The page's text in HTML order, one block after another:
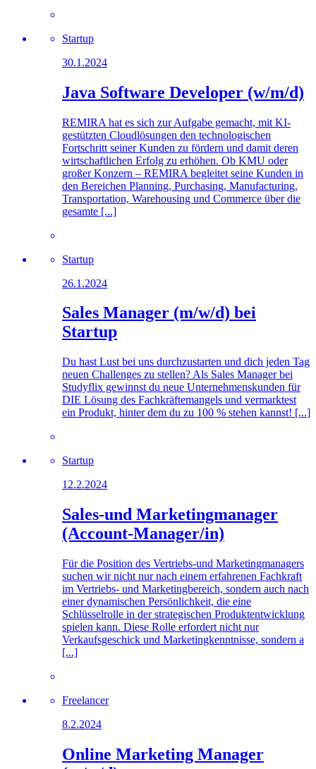
Startup
30.1.2024
Java Software Developer (w/m/d)
REMIRA hat es sich zur Aufgabe gemacht, mit KI-
gestützten Cloudlösungen den technologischen
Fortschritt seiner Kunden zu fördern und damit deren
wirtschaftlichen Erfolg zu erhöhen. Ob KMU oder
großer Konzern – REMIRA begleitet seine Kunden in
den Bereichen Planning, Purchasing, Manufacturing,
Transportation, Warehousing und Commerce über die
gesamte [...]
Startup
26.1.2024
Sales Manager (m/w/d) bei
Startup
Du hast Lust bei uns durchzustarten und dich jeden Tag
neuen Challenges zu stellen? Als Sales Manager bei
Studyflix gewinnst du neue Unternehmenskunden für
DIE Lösung des Fachkräftemangels und vermarktest
ein Produkt, hinter dem du zu 100 % stehen kannst! [...]
Startup
12.2.2024
Sales-und Marketingmanager
(Account-Manager/in)
Für die Position des Vertriebs-und Marketingmanagers
suchen wir nicht nur nach einem erfahrenen Fachkraft
im Vertriebs- und Marketingbereich, sondern auch nach
einer dynamischen Persönlichkeit, die eine
Schlüsselrolle in der strategischen Produktentwicklung
spielen kann. Diese Rolle erfordert nicht nur
Verkaufsgeschick und Marketingkenntnisse, sondern a
[...]
Freelancer
8.2.2024
Online Marketing Manager